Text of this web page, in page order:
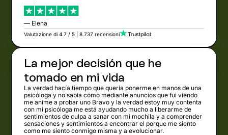
— Elena
Valutazione di 4.7 / 5 | 8.737 recensioni
La mejor decisión que he
tomado en mi vida
La verdad hacía tiempo que quería ponerme en manos de una
psicóloga y no sabía cómo mediante anuncios que fui viendo
me anime a probar uno Bravo y la verdad estoy muy contenta
con mi psicóloga me está ayudando mucho a liberarme de
sentimientos de culpa a sanar con mi mochila y a comprender
sensaciones y sentimientos a encontrar el porque me siento
como me siento conmigo misma y a evolucionar.